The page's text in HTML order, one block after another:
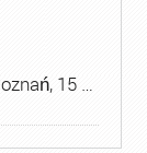
15 …